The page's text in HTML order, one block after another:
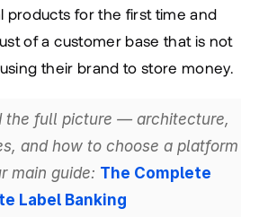
products for the first time and
of a customer base that is not
their brand to store money.
the full picture — architecture,
and how to choose a platform
main guide: The Complete
Label Banking